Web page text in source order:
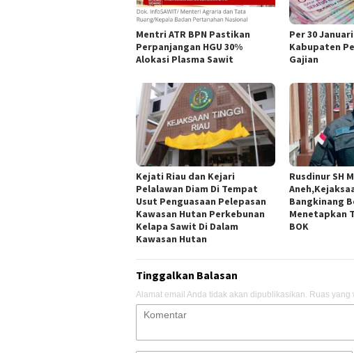
Mentri ATR BPN Pastikan
Perpanjangan HGU 30%
Alokasi Plasma Sawit
Per 30 Januari
Kabupaten
Gajian
Kejati Riau dan Kejari
Pelalawan Diam Di Tempat
Usut Penguasaan Pelepasan
Kawasan Hutan Perkebunan
Kelapa Sawit Di Dalam
Kawasan Hutan
Rusdinur SH
Bangkinang
Menetapkan
BOK
Tinggalkan Balasan
Alamat email Anda tidak akan dipublikasikan. Ruas yang